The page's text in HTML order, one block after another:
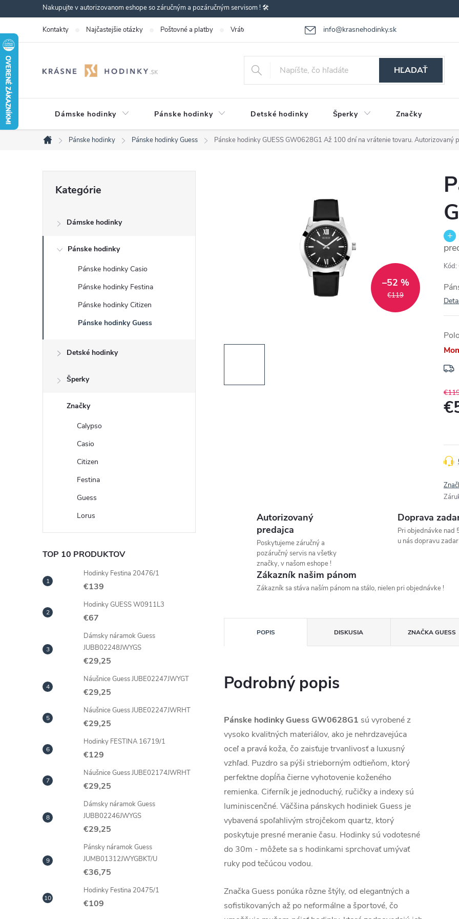
na
obsah
Nakupujte v autorizovanom eshope so záručným a pozáručným servisom ! 🛠️
info@krasnehodinky.sk
Kontakty Najčastejšie otázky Poštovné a platby Vrátenie-výmena tovaru Reklamácia tovaru Obchodné podmienky
HĽADAŤ
Dámske hodinky Pánske hodinky Detské hodinky Šperky Značky
Domov
Pánske hodinky Pánske hodinky Guess Pánske hodinky GUESS GW0628G1 Až 100 dní na vrátenie tovaru. Autorizovaný
č
a
kategórie
Kategórie
Dámske hodinky
Pánske hodinky
Pánske hodinky Casio
Pánske hodinky Festina
Pánske hodinky Citizen
Pánske hodinky Guess
Detské hodinky
Šperky
Značky
Calypso
Casio
Citizen
Festina
Guess
Lorus
TOP 10 PRODUKTOV
Hodinky Festina 20476/1
€139
Hodinky GUESS W0911L3
€67
Dámsky náramok Guess
JUBB02248JWYGS
€29,25
Náušnice Guess JUBE02247JWYGT
€29,25
Náušnice Guess JUBE02247JWRHT
€29,25
Hodinky FESTINA 16719/1
€129
Náušnice Guess JUBE02174JWRHT
€29,25
Dámsky náramok Guess
JUBB02246JWYGS
€29,25
Pánsky náramok Guess
JUMB01312JWYGBKT/U
€36,75
Hodinky Festina 20475/1
€109
€119
–52 %
Kód:
Autorizovaný
predajca
Poskytujeme záručný a
pozáručný servis na všetky
značky, v našom eshope !
Doprava
Pri objednávke nad
u nás dopravu
Zákazník našim pánom
Zákazník sa stáva naším pánom na stálo, nielen pri objednávke !
POPIS DISKUSIA ZNAČKAGUESS
Podrobný popis
Pánske hodinky Guess GW0628G1 sú vyrobené z
vysoko kvalitných materiálov, ako je nehrdzavejúca
oceľ a pravá koža, čo zaisťuje trvanlivosť a luxusný
vzhľad. Puzdro sa pýši strieborným odtieňom, ktorý
perfektne dopĺňa čierne vyhotovenie koženého
remienka. Ciferník je jednoduchý, ručičky a indexy sú
luminiscenčné. Väčšina pánskych hodiniek Guess je
vybavená spoľahlivým strojčekom quartz, ktorý
poskytuje presné meranie času. Hodinky sú vodotesné
do 30m - môžete sa s hodinkami sprchovať umývať
ruky pod tečúcou vodou.
Značka Guess ponúka rôzne štýly, od elegantných a
sofistikovaných až po neformálne a športové, čo